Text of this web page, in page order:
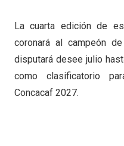
La cuarta edición de
coronará al campeón
disputará desee julio
como clasificatorio
Concacaf 2027.